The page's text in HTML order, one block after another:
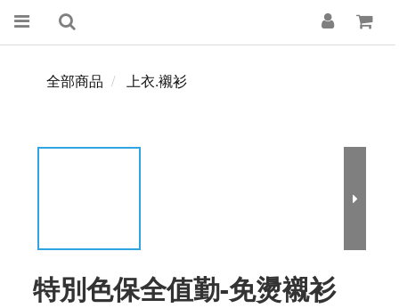
全部商品 上衣.襯衫
特別色保全值勤-免燙襯衫